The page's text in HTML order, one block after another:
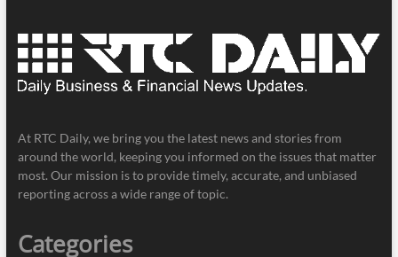
At RTC Daily, we bring you the latest news and stories from
around the world, keeping you informed on the issues that matter
most. Our mission is to provide timely, accurate, and unbiased
reporting across a wide range of topic.
Categories